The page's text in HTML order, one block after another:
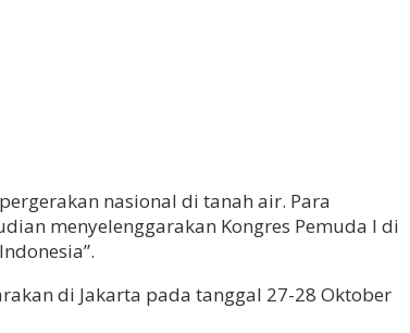
nasional di tanah air. Para
menyelenggarakan Kongres Pemuda I di
di Jakarta pada tanggal 27-28 Oktober